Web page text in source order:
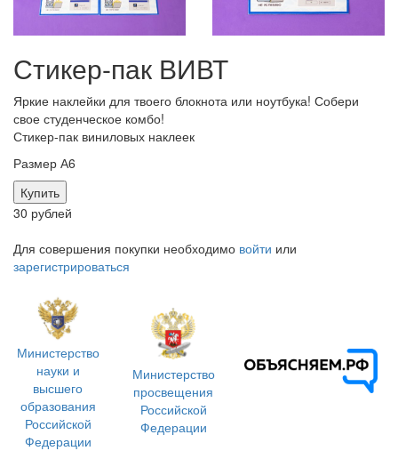
Стикер-пак ВИВТ
Яркие наклейки для твоего блокнота или ноутбука! Собери
свое студенческое комбо!
Стикер-пак виниловых наклеек
Размер А6
Купить
30 рублей
Для совершения покупки необходимо войти или
зарегистрироваться
Министерство
науки и
высшего
образования
Российской
Федерации
Министерство
просвещения
Российской
Федерации